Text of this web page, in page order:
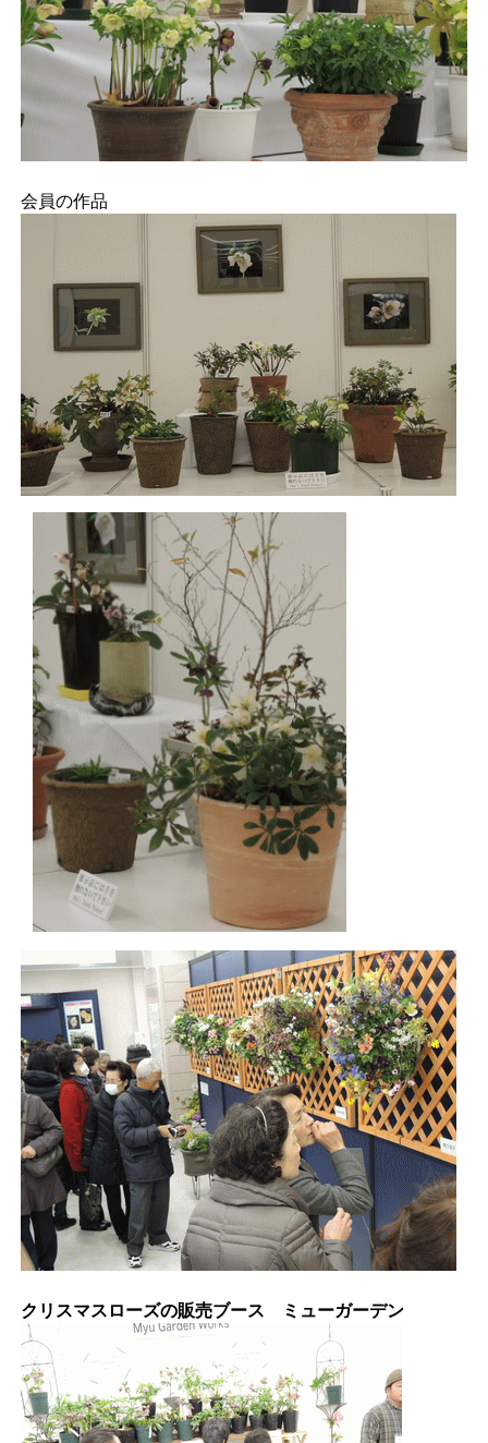
会員の作品
クリスマスローズの販売ブース ミューガーデン